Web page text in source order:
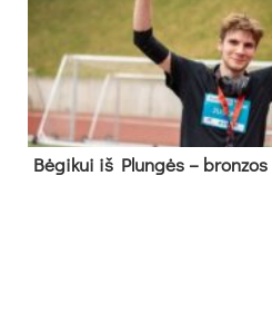
Bė­gi­kui iš Plun­gės –